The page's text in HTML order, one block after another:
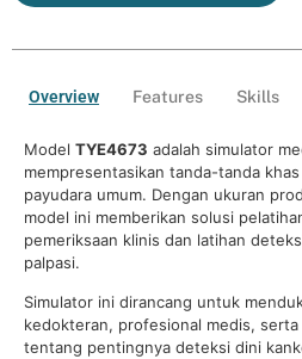
Overview Features Skills
Model TYE4673 adalah simulator
mempresentasikan tanda-tanda
payudara umum. Dengan ukuran
model ini memberikan solusi
pemeriksaan klinis dan latihan
palpasi.
Simulator ini dirancang untuk
kedokteran, profesional medis, serta
tentang pentingnya deteksi dini